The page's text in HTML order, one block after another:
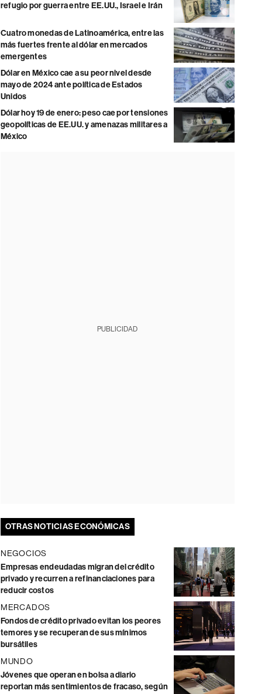
refugio por guerra entre EE.UU., Israel e Irán
Cuatro monedas de Latinoamérica, entre las
más fuertes frente al dólar en mercados
emergentes
Dólar en México cae a su peor nivel desde
mayo de 2024 ante política de Estados
Unidos
Dólar hoy 19 de enero: peso cae por tensiones
geopolíticas de EE.UU. y amenazas militares a
México
PUBLICIDAD
OTRAS NOTICIAS ECONÓMICAS
NEGOCIOS
Empresas endeudadas migran del crédito
privado y recurren a refinanciaciones para
reducir costos
MERCADOS
Fondos de crédito privado evitan los peores
temores y se recuperan de sus mínimos
bursátiles
MUNDO
Jóvenes que operan en bolsa a diario
reportan más sentimientos de fracaso, según